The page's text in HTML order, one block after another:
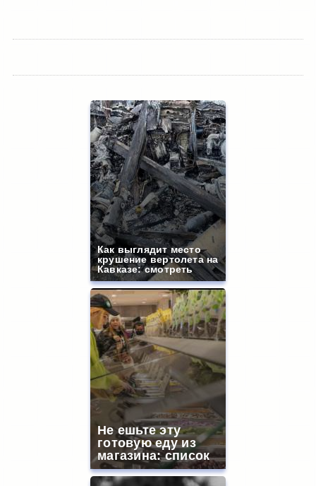
Как выглядит место
крушение вертолета на
Кавказе: смотреть
Не ешьте эту
готовую еду из
магазина: список